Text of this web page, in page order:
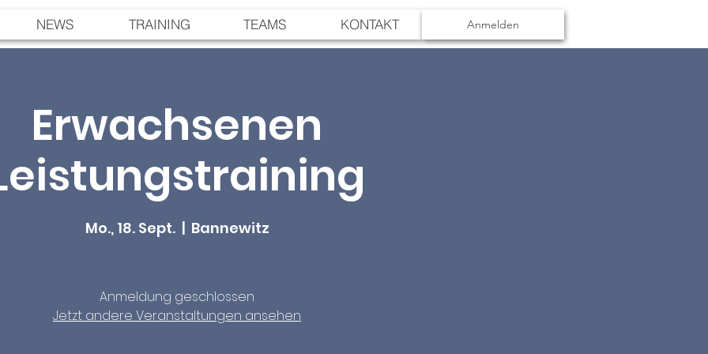
NEWS TRAINING TEAMS KONTAKT Anmelden
Erwachsenen
Mo., 18. Sept.
  |
Bannewitz
Anmeldung geschlossen
Jetzt andere Veranstaltungen ansehen